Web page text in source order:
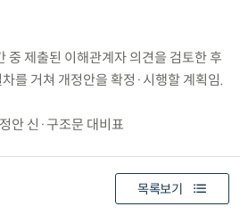
중 제출된 이해관계자 의견을 검토한 후
를 거쳐 개정안을 확정·시행할 계획임.
안 신·구조문 대비표
목록보기